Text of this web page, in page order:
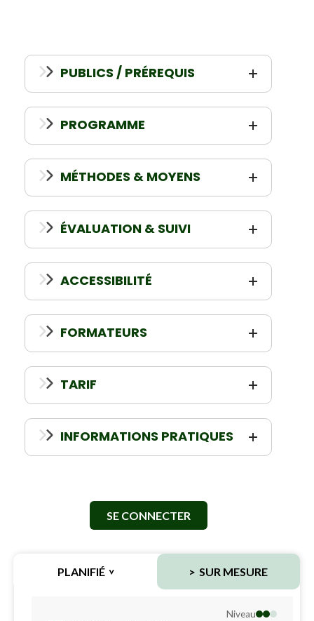
PUBLICS / PRÉREQUIS
PROGRAMME
MÉTHODES & MOYENS
ÉVALUATION & SUIVI
ACCESSIBILITÉ
FORMATEURS
TARIF
INFORMATIONS PRATIQUES
SE CONNECTER
PLANIFIÉ SUR MESURE
Niveau